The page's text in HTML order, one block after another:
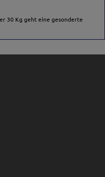
30 Kg geht eine gesonderte